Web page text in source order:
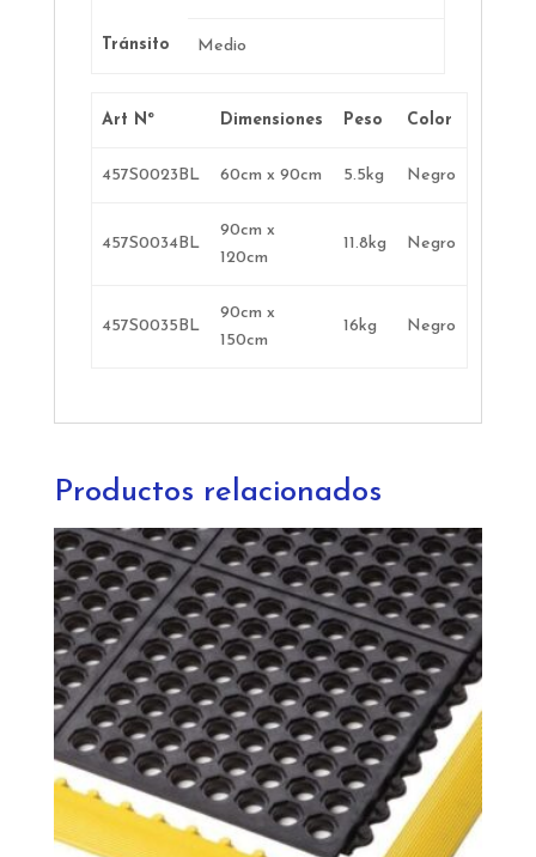
Tránsito Medio
Art Nº Dimensiones Peso Color
457S0023BL 60cm x 90cm 5.5kg Negro
457S0034BL
90cm x
120cm
11.8kg Negro
457S0035BL
90cm x
150cm
16kg Negro
Productos relacionados